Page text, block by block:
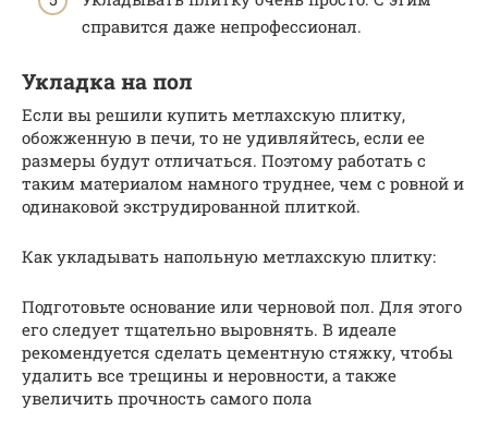
справится даже непрофессионал.
Укладка на пол
Если вы решили купить метлахскую плитку,
обожженную в печи, то не удивляйтесь, если ее
размеры будут отличаться. Поэтому работать с
таким материалом намного труднее, чем с ровной и
одинаковой экструдированной плиткой.
Как укладывать напольную метлахскую плитку:
Подготовьте основание или черновой пол. Для этого
его следует тщательно выровнять. В идеале
рекомендуется сделать цементную стяжку, чтобы
удалить все трещины и неровности, а также
увеличить прочность самого пола